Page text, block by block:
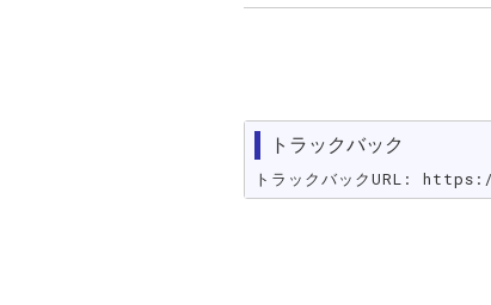
トラックバック
トラックバックURL: